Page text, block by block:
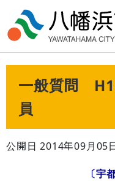
一般質問
員
公開日 2014年09月05
〔宇